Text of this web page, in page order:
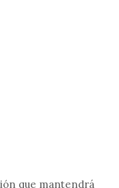
que mantendrá